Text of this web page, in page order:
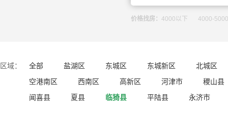
价格找房： 4000以下 4000-5000
区域： 全部 盐湖区 东城区 东城新区
北城区
空港南区
西南区 高新区 河津市
稷山县
闻喜县
夏县 临猗县 平陆县 永济市